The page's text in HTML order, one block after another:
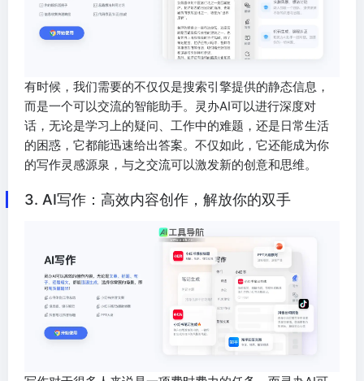
有时候，我们需要的不仅仅是搜索引擎提供的静态信息，
而是一个可以交流的智能助手。灵办AI可以进行深度对
话，无论是学习上的疑问、工作中的难题，还是日常生活
的困惑，它都能迅速给出答案。不仅如此，它还能成为你
的写作灵感源泉，与之交流可以激发新的创意和思维。
3. AI写作：高效内容创作，解放你的双手